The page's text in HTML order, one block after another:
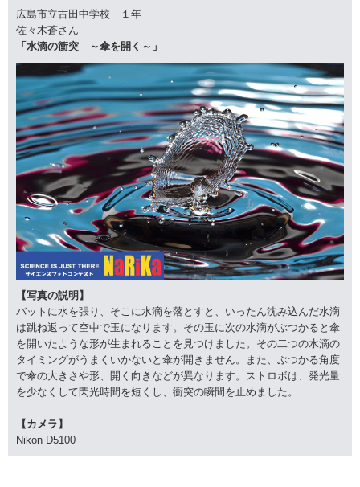
広島市立古田中学校 １年
佐々木蒼さん
「水滴の衝突 ～傘を開く～」
【写真の説明】
バットに水を張り、そこに水滴を落とすと、いったん沈み込んだ水滴
は跳ね返って空中で玉になります。その玉に次の水滴がぶつかると傘
を開いたような形が生まれることを見つけました。その二つの水滴の
タイミングがうまくいかないと傘が開きません。また、ぶつかる角度
で傘の大きさや形、開く向きなどが異なります。ストロボは、発光量
を少なくして閃光時間を短くし、衝突の瞬間を止めました。
【カメラ】
Nikon D5100